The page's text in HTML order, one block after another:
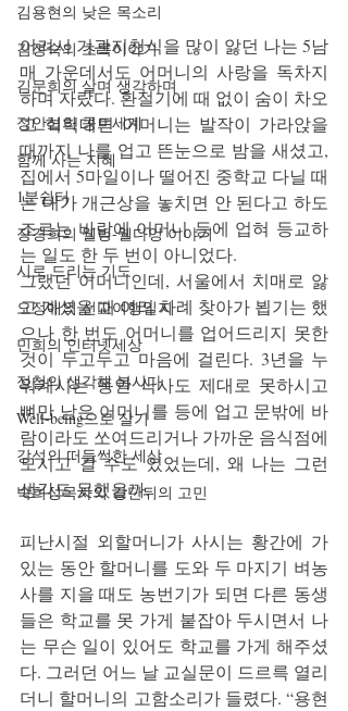
김용현의 낮은 목소리
김정숙의 초록이야기
김문희의 살며 생각하며
정안섭의 콩트세계
함께 사는 지혜
1분쉼터
장경희의 웰빙-웰다잉 이야기
시로 드리는 기도
오정애의 선교여행일지
민희의 인터넷세상
정철의 생각해 봅시다
Well-being으로 살기
강석의 떠들썩한 세상
박희성목사의 강단뒤의 고민
어려서 기관지천식을 많이 앓던 나는 5남
매 가운데서도 어머니의 사랑을 독차지
하며 자랐다. 환절기에 때 없이 숨이 차오
고 헉헉대면 어머니는 발작이 가라앉을
때까지 나를 업고 뜬눈으로 밤을 새셨고,
집에서 5마일이나 떨어진 중학교 다닐 때
는 내가 개근상을 놓치면 안 된다고 하도
조르는 바람에 어머니 등에 업혀 등교하
는 일도 한 두 번이 아니었다.
그랬던 어머니인데, 서울에서 치매로 앓
고 계셨을 때 여러 차례 찾아가 뵙기는 했
으나 한 번도 어머니를 업어드리지 못한
것이 두고두고 마음에 걸린다. 3년을 누
워계시는 동안 식사도 제대로 못하시고
뼈만 남은 어머니를 등에 업고 문밖에 바
람이라도 쏘여드리거나 가까운 음식점에
모시고 갈 수도 있었는데, 왜 나는 그런
생각도 못했을까.
피난시절 외할머니가 사시는 황간에 가
있는 동안 할머니를 도와 두 마지기 벼농
사를 지을 때도 농번기가 되면 다른 동생
들은 학교를 못 가게 붙잡아 두시면서 나
는 무슨 일이 있어도 학교를 가게 해주셨
다. 그러던 어느 날 교실문이 드르륵 열리
더니 할머니의 고함소리가 들렸다. “용현